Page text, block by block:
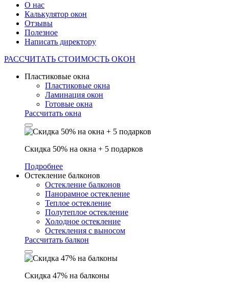
О нас
Калькулятор окон
Отзывы
Полезное
Написать директору
РАССЧИТАТЬ СТОИМОСТЬ ОКОН
Пластиковые окна
Пластиковые окна
Ламинация окон
Готовые окна
Рассчитать окна
Скидка 50% на окна + 5 подарков
Подробнее
Остекление балконов
Остекление балконов
Панорамное остекление
Теплое остекление
Полутеплое остекление
Холодное остекление
Остекления с выносом
Рассчитать балкон
Скидка 47% на балконы